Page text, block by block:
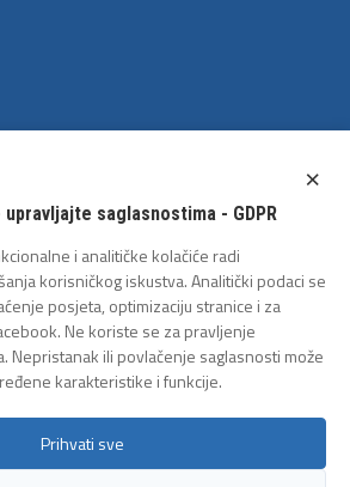
saglasnostima - GDPR
×
i analitičke kolačiće radi
korisničkog iskustva. Analitički podaci se
posjeta, optimizaciju stranice i za
Ne koriste se za pravljenje
Nepristanak ili povlačenje saglasnosti može
karakteristike i funkcije.
Prihvati sve